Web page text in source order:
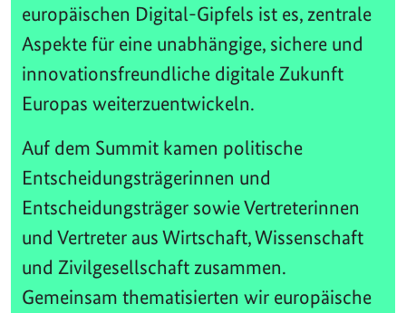
europäischen Digital-Gipfels ist es, zentrale
Aspekte für eine unabhängige, sichere und
innovationsfreundliche digitale Zukunft
Europas weiterzuentwickeln.
Auf dem Summit kamen politische
Entscheidungsträgerinnen und
Entscheidungsträger sowie Vertreterinnen
und Vertreter aus Wirtschaft, Wissenschaft
und Zivilgesellschaft zusammen.
Gemeinsam thematisierten wir europäische